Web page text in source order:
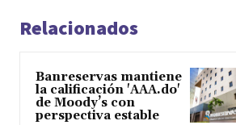
Relacionados
Banreservas mantiene
la calificación 'AAA.do'
de Moody’s con
perspectiva estable